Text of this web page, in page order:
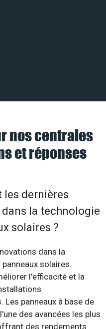
nos centrales
et réponses
les dernières
la technologie
solaires ?
dans la
solaires
l'efficacité et la
Les panneaux à base de
des avancées les plus
des rendements